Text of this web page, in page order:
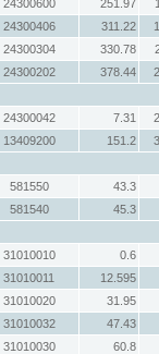
24300600 251.97
24300406 311.22
24300304 330.78
24300202 378.44
24300042 7.31
13409200 151.2
581550
43.3
581540
45.3
31010010
0.6
31010011
12.595
31010020
31.95
31010032
47.43
31010030
60.8